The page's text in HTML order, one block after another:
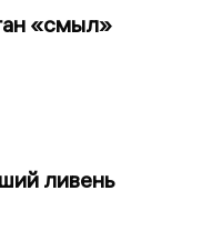
«смыл»
ливень